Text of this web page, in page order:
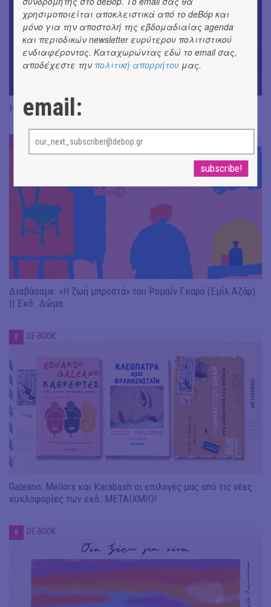
Η Rene Karabash στις εκδόσεις Μεταίχμιο
DE-BOOK
Διαβάσαμε: «Η ζωή μπροστά» του Ρομαίν Γκαρύ (Εμίλ Αζάρ)
|| Εκδ. Δώμα
# DE-BOOK
Galeano, Mellors και Karabash οι επιλογές μας από τις νέες
κυκλοφορίες των εκδ. ΜΕΤΑΙΧΜΙΟ!
# DE-BOOK
χρησιμοποιείται αποκλειστικά από το deBόp και
μόνο για την αποστολή της εβδομαδιαίας agenda
και περιοδικών newsletter ευρύτερου πολιτιστικού
ενδιαφέροντος. Καταχωρώντας εδώ το email σας,
αποδέχεστε την πολιτική απορρήτου μας.
email: